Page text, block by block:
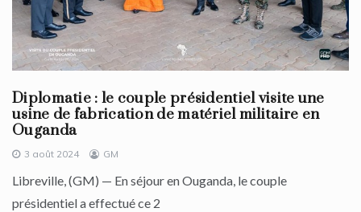
Diplomatie : le couple présidentiel visite une
usine de fabrication de matériel militaire en
Ouganda
3 août 2024 GM
Libreville, (GM) — En séjour en Ouganda, le couple
présidentiel a effectué ce 2